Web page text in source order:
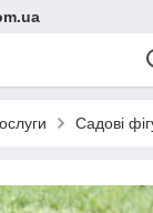
Садові